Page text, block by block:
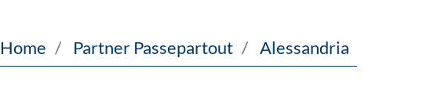
Home Partner Passepartout Alessandria